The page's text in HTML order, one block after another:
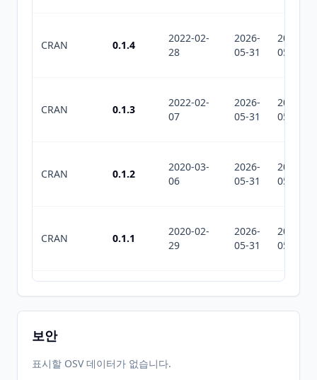
CRAN 0.1.4
2022-02-
28
2026-
05-31
2026-
05-31
CRAN 0.1.3
2022-02-
07
2026-
05-31
2026-
05-31
CRAN 0.1.2
2020-03-
06
2026-
05-31
2026-
05-31
CRAN 0.1.1
2020-02-
29
2026-
05-31
2026-
05-31
2026-
06-01
2026-
07-10
보안
표시할 OSV 데이터가 없습니다.